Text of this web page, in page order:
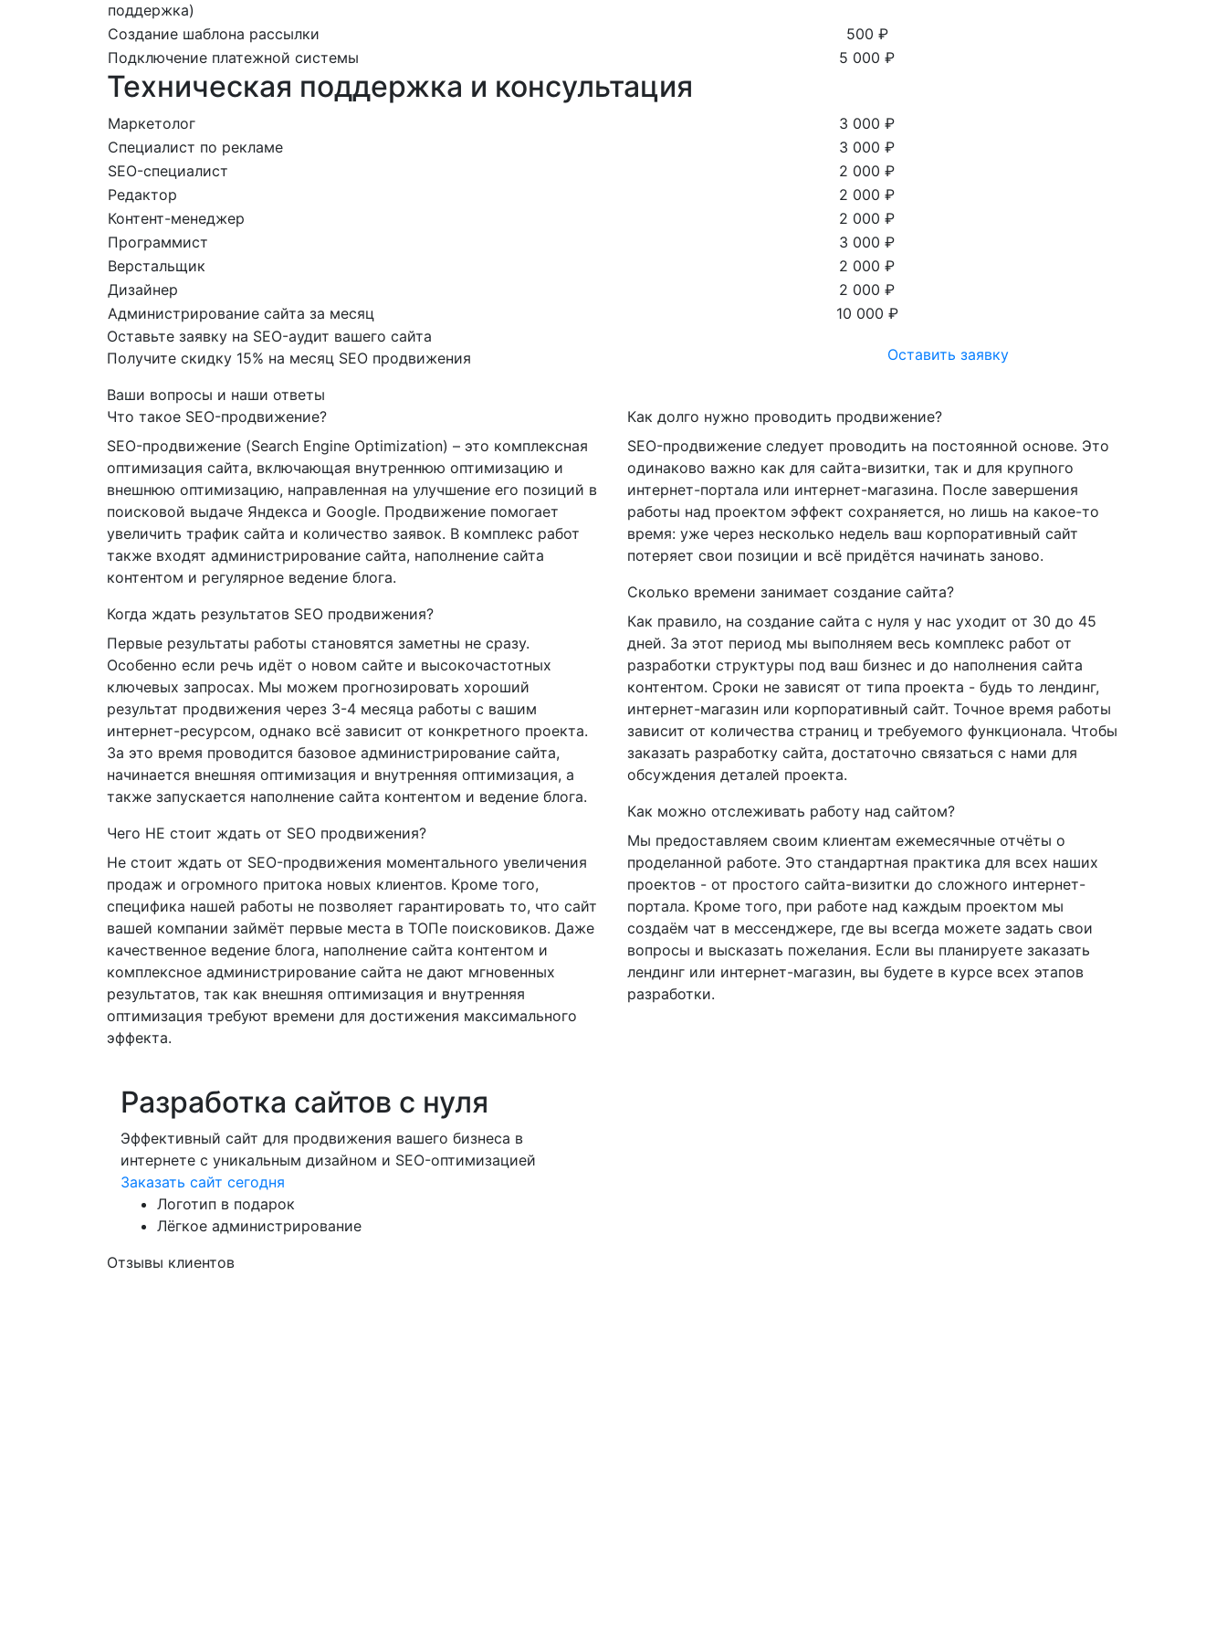
поддержка)
Создание шаблона рассылки
500 ₽
Подключение платежной системы
5 000 ₽
Техническая поддержка и консультация
Маркетолог
3 000 ₽
Специалист по рекламе
3 000 ₽
SEO-специалист
2 000 ₽
Редактор
2 000 ₽
Контент-менеджер
2 000 ₽
Программист
3 000 ₽
Верстальщик
2 000 ₽
Дизайнер
2 000 ₽
Администрирование сайта за месяц
10 000 ₽
Оставьте заявку на SEO-аудит вашего сайта
Получите скидку 15% на месяц SEO продвижения Оставить заявку
Ваши вопросы и наши ответы
Что такое SEO-продвижение?
SEO-продвижение (Search Engine Optimization) – это комплексная
оптимизация сайта, включающая внутреннюю оптимизацию и
внешнюю оптимизацию, направленная на улучшение его позиций в
поисковой выдаче Яндекса и Google. Продвижение помогает
увеличить трафик сайта и количество заявок. В комплекс работ
также входят администрирование сайта, наполнение сайта
контентом и регулярное ведение блога.
Когда ждать результатов SEO продвижения?
Первые результаты работы становятся заметны не сразу.
Особенно если речь идёт о новом сайте и высокочастотных
ключевых запросах. Мы можем прогнозировать хороший
результат продвижения через 3-4 месяца работы с вашим
интернет-ресурсом, однако всё зависит от конкретного проекта.
За это время проводится базовое администрирование сайта,
начинается внешняя оптимизация и внутренняя оптимизация, а
также запускается наполнение сайта контентом и ведение блога.
Чего НЕ стоит ждать от SEO продвижения?
Не стоит ждать от SEO-продвижения моментального увеличения
продаж и огромного притока новых клиентов. Кроме того,
специфика нашей работы не позволяет гарантировать то, что сайт
вашей компании займёт первые места в ТОПе поисковиков. Даже
качественное ведение блога, наполнение сайта контентом и
комплексное администрирование сайта не дают мгновенных
результатов, так как внешняя оптимизация и внутренняя
оптимизация требуют времени для достижения максимального
эффекта.
Как долго нужно проводить продвижение?
SEO-продвижение следует проводить на постоянной основе. Это
одинаково важно как для сайта-визитки, так и для крупного
интернет-портала или интернет-магазина. После завершения
работы над проектом эффект сохраняется, но лишь на какое-то
время: уже через несколько недель ваш корпоративный сайт
потеряет свои позиции и всё придётся начинать заново.
Сколько времени занимает создание сайта?
Как правило, на создание сайта с нуля у нас уходит от 30 до 45
дней. За этот период мы выполняем весь комплекс работ от
разработки структуры под ваш бизнес и до наполнения сайта
контентом. Сроки не зависят от типа проекта - будь то лендинг,
интернет-магазин или корпоративный сайт. Точное время работы
зависит от количества страниц и требуемого функционала. Чтобы
заказать разработку сайта, достаточно связаться с нами для
обсуждения деталей проекта.
Как можно отслеживать работу над сайтом?
Мы предоставляем своим клиентам ежемесячные отчёты о
проделанной работе. Это стандартная практика для всех наших
проектов - от простого сайта-визитки до сложного интернет-
портала. Кроме того, при работе над каждым проектом мы
создаём чат в мессенджере, где вы всегда можете задать свои
вопросы и высказать пожелания. Если вы планируете заказать
лендинг или интернет-магазин, вы будете в курсе всех этапов
разработки.
Разработка сайтов с нуля
Эффективный сайт для продвижения вашего бизнеса в
интернете с уникальным дизайном и SEO-оптимизацией
Заказать сайт сегодня
Логотип в подарок
Лёгкое администрирование
Отзывы клиентов